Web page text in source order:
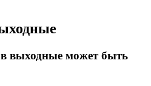
выходные может быть